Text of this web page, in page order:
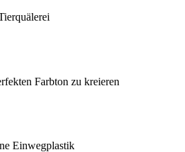
Farbton zu kreieren
Einwegplastik